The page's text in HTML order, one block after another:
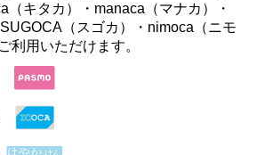
（キタカ）・manaca（マナカ）・
（スゴカ）・nimoca（ニモ
利用いただけます。